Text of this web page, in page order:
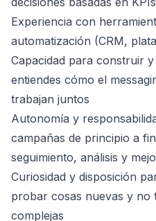
Experiencia con
automatización (CRM,
Capacidad para construir
entiendes cómo el
trabajan juntos
Autonomía y
campañas de principio a
seguimiento, análisis y
Curiosidad y disposición
probar cosas nuevas y no
complejas